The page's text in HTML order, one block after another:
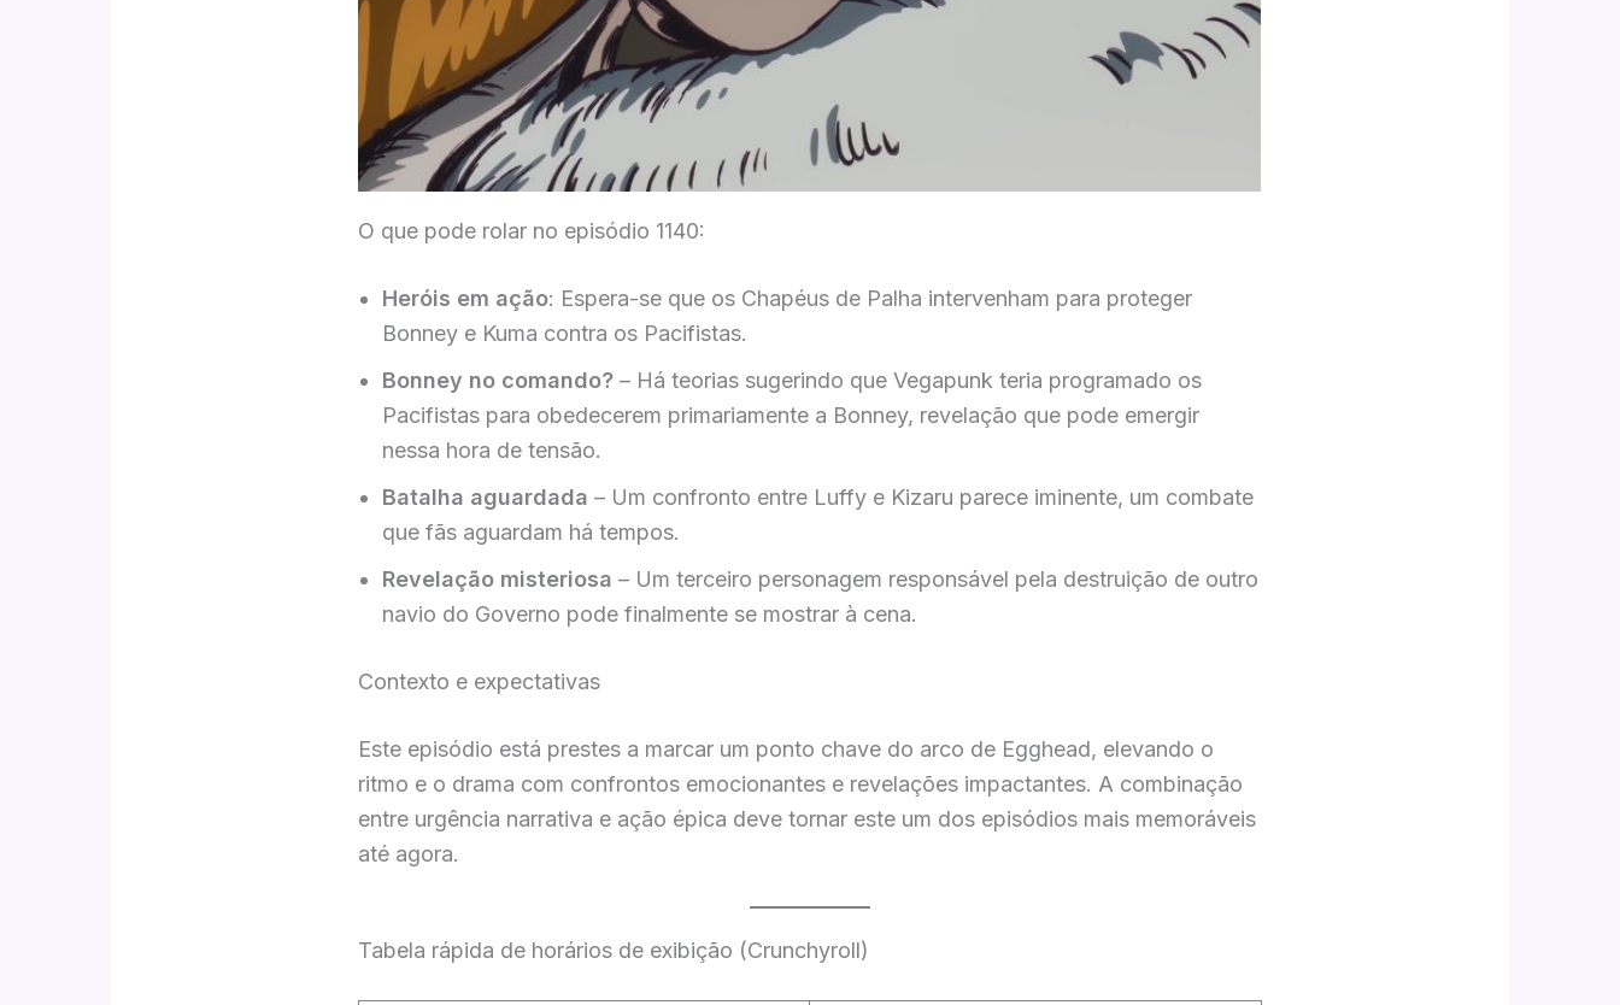
O que pode rolar no episódio 1140:
Heróis em ação: Espera-se que os Chapéus de Palha intervenham para proteger
Bonney e Kuma contra os Pacifistas.
Bonney no comando? – Há teorias sugerindo que Vegapunk teria programado os
Pacifistas para obedecerem primariamente a Bonney, revelação que pode emergir
nessa hora de tensão.
Batalha aguardada – Um confronto entre Luffy e Kizaru parece iminente, um combate
que fãs aguardam há tempos.
Revelação misteriosa – Um terceiro personagem responsável pela destruição de outro
navio do Governo pode finalmente se mostrar à cena.
Contexto e expectativas
Este episódio está prestes a marcar um ponto chave do arco de Egghead, elevando o
ritmo e o drama com confrontos emocionantes e revelações impactantes. A combinação
entre urgência narrativa e ação épica deve tornar este um dos episódios mais memoráveis
até agora.
Tabela rápida de horários de exibição (Crunchyroll)